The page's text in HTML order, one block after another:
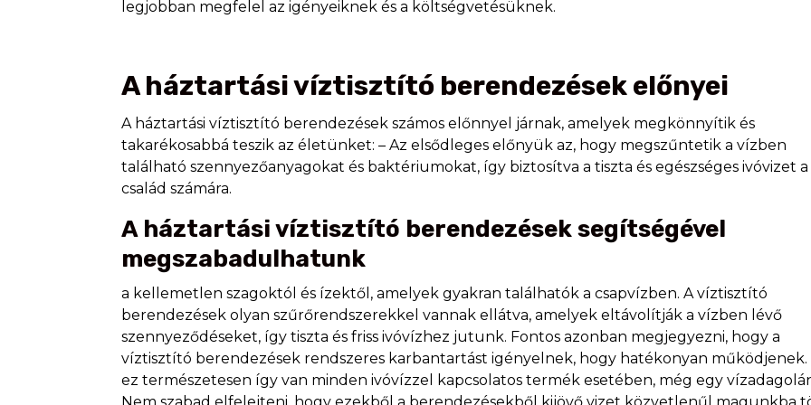
legjobban megfelel az igényeiknek és a költségvetésüknek.
A háztartási víztisztító berendezések előnyei
A háztartási víztisztító berendezések számos előnnyel járnak, amelyek megkönnyítik és
takarékosabbá teszik az életünket: – Az elsődleges előnyük az, hogy megszűntetik a vízben
található szennyezőanyagokat és baktériumokat, így biztosítva a tiszta és egészséges ivóvizet a
család számára.
A háztartási víztisztító berendezések segítségével
megszabadulhatunk
a kellemetlen szagoktól és ízektől, amelyek gyakran találhatók a csapvízben. A víztisztító
berendezések olyan szűrőrendszerekkel vannak ellátva, amelyek eltávolítják a vízben lévő
szennyeződéseket, így tiszta és friss ivóvízhez jutunk. Fontos azonban megjegyezni, hogy a
víztisztító berendezések rendszeres karbantartást igényelnek, hogy hatékonyan működjenek.
ez természetesen így van minden ivóvízzel kapcsolatos termék esetében, még egy